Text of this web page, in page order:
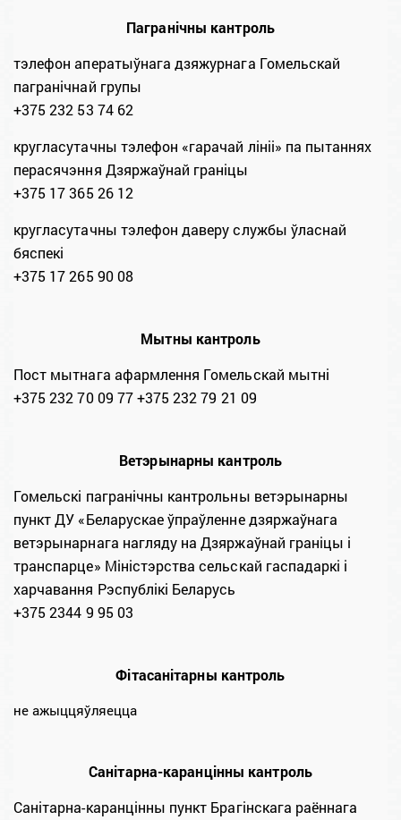
Пагранічны кантроль
+375 232 53 74 62
тэлефон аператыўнага дзяжурнага Гомельскай
пагранічнай групы
+375 17 365 26 12
кругласутачны тэлефон «гарачай лініі» па пытаннях
перасячэння Дзяржаўнай граніцы
+375 17 265 90 08
кругласутачны тэлефон даверу службы ўласнай
бяспекі
Мытны кантроль
+375 232 70 09 77 +375 232 79 21 09
Пост мытнага афармлення Гомельскай мытні
Ветэрынарны кантроль
+375 2344 9 95 03
Гомельскі пагранічны кантрольны ветэрынарны
пункт ДУ «Беларускае ўпраўленне дзяржаўнага
ветэрынарнага нагляду на Дзяржаўнай граніцы і
транспарце» Міністэрства сельскай гаспадаркі і
харчавання Рэспублікі Беларусь
Фітасанітарны кантроль
не ажыццяўляецца
Санітарна-каранцінны кантроль
Санітарна-каранцінны пункт Брагінскага раённага